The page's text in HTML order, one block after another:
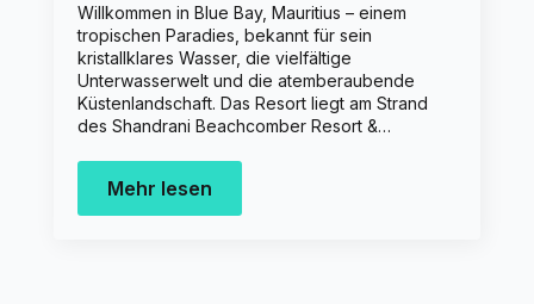
Willkommen in Blue Bay, Mauritius – einem
tropischen Paradies, bekannt für sein
kristallklares Wasser, die vielfältige
Unterwasserwelt und die atemberaubende
Küstenlandschaft. Das Resort liegt am Strand
des Shandrani Beachcomber Resort &…
Mehr lesen